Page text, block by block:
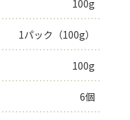
100g
1パック（100g）
100g
6個